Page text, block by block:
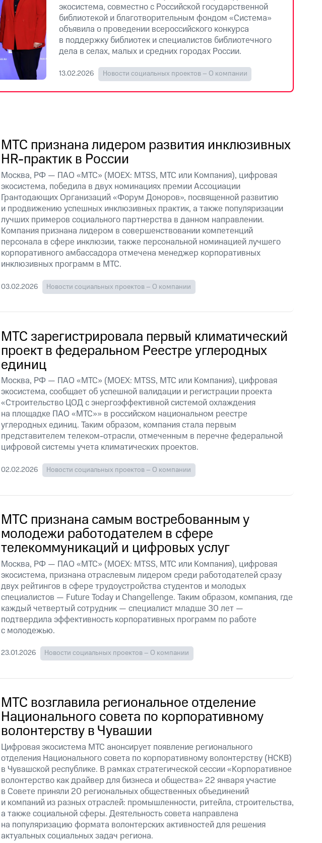
экосистема, совместно с Российской государственной
библиотекой и благотворительным фондом «Система»
объявила о проведении всероссийского конкурса
в поддержку библиотек и специалистов библиотечного
дела в селах, малых и средних городах России.
13.02.2026 Новости социальных проектов – О компании
МТС признана лидером развития инклюзивных
HR-практик в России
Москва, РФ — ПАО «МТС» (MOEX: MTSS, МТС или Компания), цифровая
экосистема, победила в двух номинациях премии Ассоциации
Грантодающих Организаций «Форум Доноров», посвященной развитию
и продвижению успешных инклюзивных практик, а также популяризации
лучших примеров социального партнерства в данном направлении.
Компания признана лидером в совершенствовании компетенций
персонала в сфере инклюзии, также персональной номинацией лучшего
корпоративного амбассадора отмечена менеджер корпоративных
инклюзивных программ в МТС.
03.02.2026 Новости социальных проектов – О компании
МТС зарегистрировала первый климатический
проект в федеральном Реестре углеродных
единиц
Москва, РФ — ПАО «МТС» (MOEX: MTSS, МТС или Компания), цифровая
экосистема, сообщает об успешной валидации и регистрации проекта
«Строительство ЦОД с энергоэффективной системой охлаждения
на площадке ПАО «МТС»» в российском национальном реестре
углеродных единиц. Таким образом, компания стала первым
представителем телеком-отрасли, отмеченным в перечне федеральной
цифровой системы учета климатических проектов.
02.02.2026 Новости социальных проектов – О компании
МТС признана самым востребованным у
молодежи работодателем в сфере
телекоммуникаций и цифровых услуг
Москва, РФ — ПАО «МТС» (MOEX: MTSS, МТС или Компания), цифровая
экосистема, признана отраслевым лидером среди работодателей сразу
двух рейтингов в сфере трудоустройства студентов и молодых
специалистов — Future Today и Changellenge. Таким образом, компания, где
каждый четвертый сотрудник — специалист младше 30 лет —
подтвердила эффективность корпоративных программ по работе
с молодежью.
23.01.2026 Новости социальных проектов – О компании
МТС возглавила региональное отделение
Национального совета по корпоративному
волонтерству в Чувашии
Цифровая экосистема МТС анонсирует появление регионального
отделения Национального совета по корпоративному волонтерству (НСКВ)
в Чувашской республике. В рамках стратегической сессии «Корпоративное
волонтерство как драйвер для бизнеса и общества» 22 января участие
в Совете приняли 20 региональных общественных объединений
и компаний из разных отраслей: промышленности, ритейла, строительства,
а также социальной сферы. Деятельность совета направлена
на популяризацию формата волонтерских активностей для решения
актуальных социальных задач региона.